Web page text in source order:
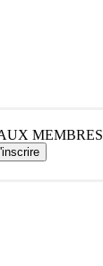
MEMBRES